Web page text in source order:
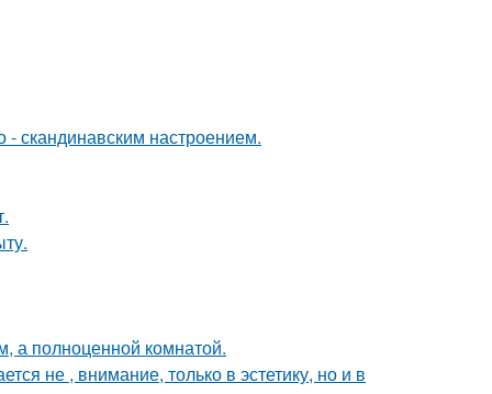
скандинавским настроением.
а полноценной комнатой.
не , внимание, только в эстетику, но и в